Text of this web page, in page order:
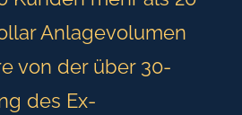
Anlagevolumen
von der über 30-
des Ex-